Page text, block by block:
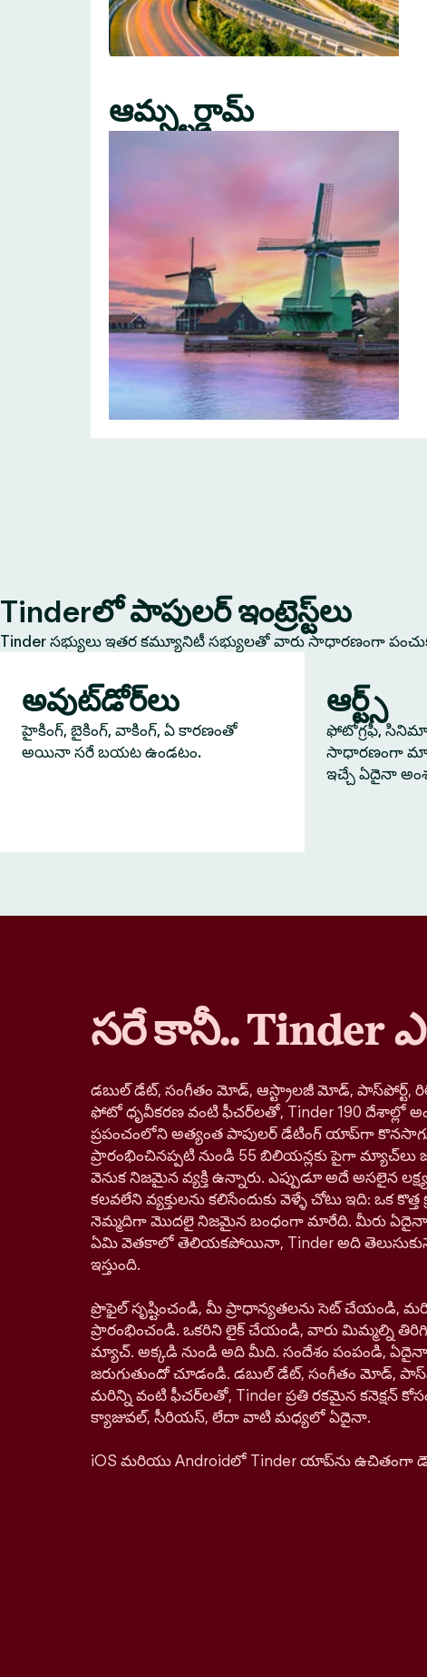
ఆమ్స్టర్డామ్
Tinderలో పాపులర్ ఇంట్రెస్ట్‌లు
Tinder సభ్యులు ఇతర కమ్యూనిటీ సభ్యులతో వారు సాధారణంగా
అవుట్‌డోర్‌లు
హైకింగ్, బైకింగ్, వాకింగ్, ఏ కారణంతో
అయినా సరే బయట ఉండటం.
ఆర్ట్స్
ఫోటోగ్రఫీ,
సాధారణంగా
ఇచ్చే ఏదైనా
సరే కానీ.. Tinder
డబుల్ డేట్, సంగీతం మోడ్, ఆస్ట్రాలజీ మోడ్, పాస్‌పోర్ట్,
ఫోటో ధృవీకరణ వంటి ఫీచర్‌లతో, Tinder 190 దేశాల్లో
ప్రపంచంలోని అత్యంత పాపులర్ డేటింగ్ యాప్‌గా
ప్రారంభించినప్పటి నుండి 55 బిలియన్లకు పైగా
వెనుక నిజమైన వ్యక్తి ఉన్నారు. ఎప్పుడూ అదే అసలైన
కలవలేని వ్యక్తులను కలిసేందుకు వెళ్ళే చోటు ఇది: ఒక
నెమ్మదిగా మొదలై నిజమైన బంధంగా మారేది. మీరు ఏదైనా
ఏమి వెతకాలో తెలియకపోయినా, Tinder అది
ఇస్తుంది.
ప్రొఫైల్ సృష్టించండి, మీ ప్రాధాన్యతలను సెట్ చేయండి,
ప్రారంభించండి. ఒకరిని లైక్ చేయండి, వారు మిమ్మల్ని తిరిగి
మ్యాచ్. అక్కడి నుండి అది మీది. సందేశం పంపండి,
జరుగుతుందో చూడండి. డబుల్ డేట్, సంగీతం మోడ్,
మరిన్ని వంటి ఫీచర్‌లతో, Tinder ప్రతి రకమైన కనెక్షన్
క్యాజువల్, సీరియస్, లేదా వాటి మధ్యలో ఏదైనా.
iOS మరియు Androidలో Tinder యాప్‌ను ఉచితంగా